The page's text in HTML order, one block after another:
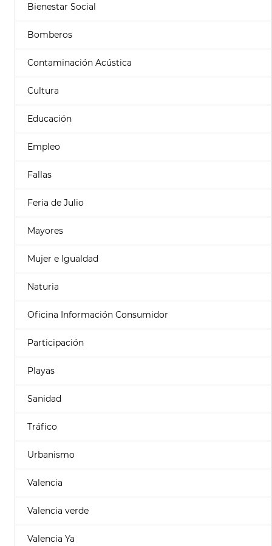
Bienestar Social
Bomberos
Contaminación Acústica
Cultura
Educación
Empleo
Fallas
Feria de Julio
Mayores
Mujer e Igualdad
Naturia
Oficina Información Consumidor
Participación
Playas
Sanidad
Tráfico
Urbanismo
Valencia
Valencia verde
Valencia Ya